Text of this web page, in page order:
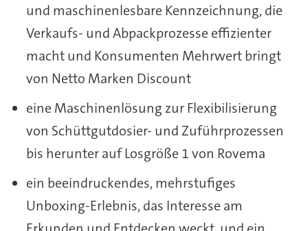
und maschinenlesbare Kennzeichnung, die
Verkaufs- und Abpackprozesse effizienter
macht und Konsumenten Mehrwert bringt
von Netto Marken Discount
eine Maschinenlösung zur Flexibilisierung
von Schüttgutdosier- und Zuführprozessen
bis herunter auf Losgröße 1 von Rovema
ein beeindruckendes, mehrstufiges
Unboxing-Erlebnis, das Interesse am